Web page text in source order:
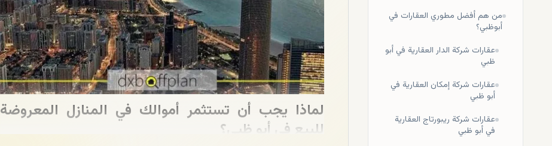
من هم أفضل مطوري العقارات في
أبوظبي؟
عقارات شركة الدار العقارية في أبو
ظبي
عقارات شركة إمكان العقارية في
أبو ظبي
عقارات شركة ريبورتاج العقارية
في أبو ظبي
لماذا يجب أن تستثمر أموالك في المنازل المعروضة
للبيع في أبو ظبي؟